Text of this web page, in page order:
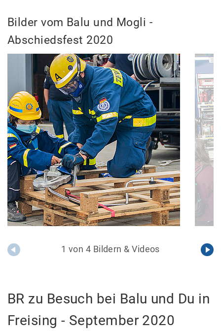
Bilder vom Balu und Mogli -
Abschiedsfest 2020
1 von 4 Bildern & Videos
BR zu Besuch bei Balu und Du in
Freising - September 2020